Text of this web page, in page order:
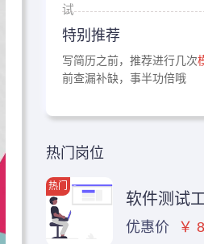
试
特别推荐
写简历之前，推荐进行几次
前查漏补缺，事半功倍哦
热门岗位
热门
软件测试
优惠价 ￥ 8